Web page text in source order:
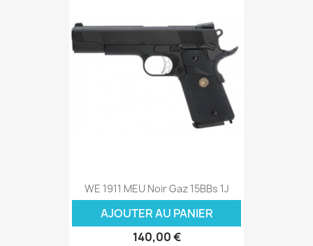
WE 1911 MEU Noir Gaz 15BBs 1J
AJOUTER AU PANIER
140,00 €